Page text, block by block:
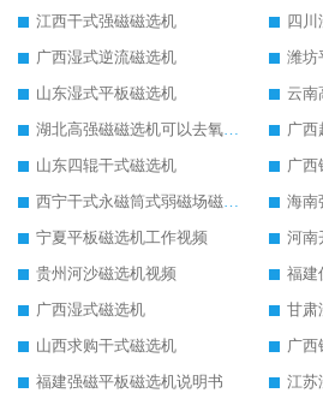
江西干式强磁磁选机
四
广西湿式逆流磁选机
潍坊
山东湿式平板磁选机
云南
湖北高强磁磁选机可以去氧化铝
广西
山东四辊干式磁选机
广西
西宁干式永磁筒式弱磁场磁选机结构图
海南
宁夏平板磁选机工作视频
河南
贵州河沙磁选机视频
福建
广西湿式磁选机
甘肃
山西求购干式磁选机
广西
福建强磁平板磁选机说明书
江苏